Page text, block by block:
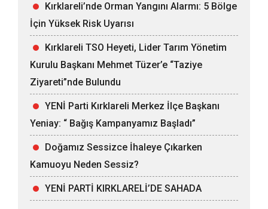
Kırklareli’nde Orman Yangını Alarmı: 5 Bölge
İçin Yüksek Risk Uyarısı
Kırklareli TSO Heyeti, Lider Tarım Yönetim
Kurulu Başkanı Mehmet Tüzer’e “Taziye
Ziyareti”nde Bulundu
YENİ Parti Kırklareli Merkez İlçe Başkanı
Yeniay: “ Bağış Kampanyamız Başladı”
Doğamız Sessizce İhaleye Çıkarken
Kamuoyu Neden Sessiz?
YENİ PARTİ KIRKLARELİ’DE SAHADA